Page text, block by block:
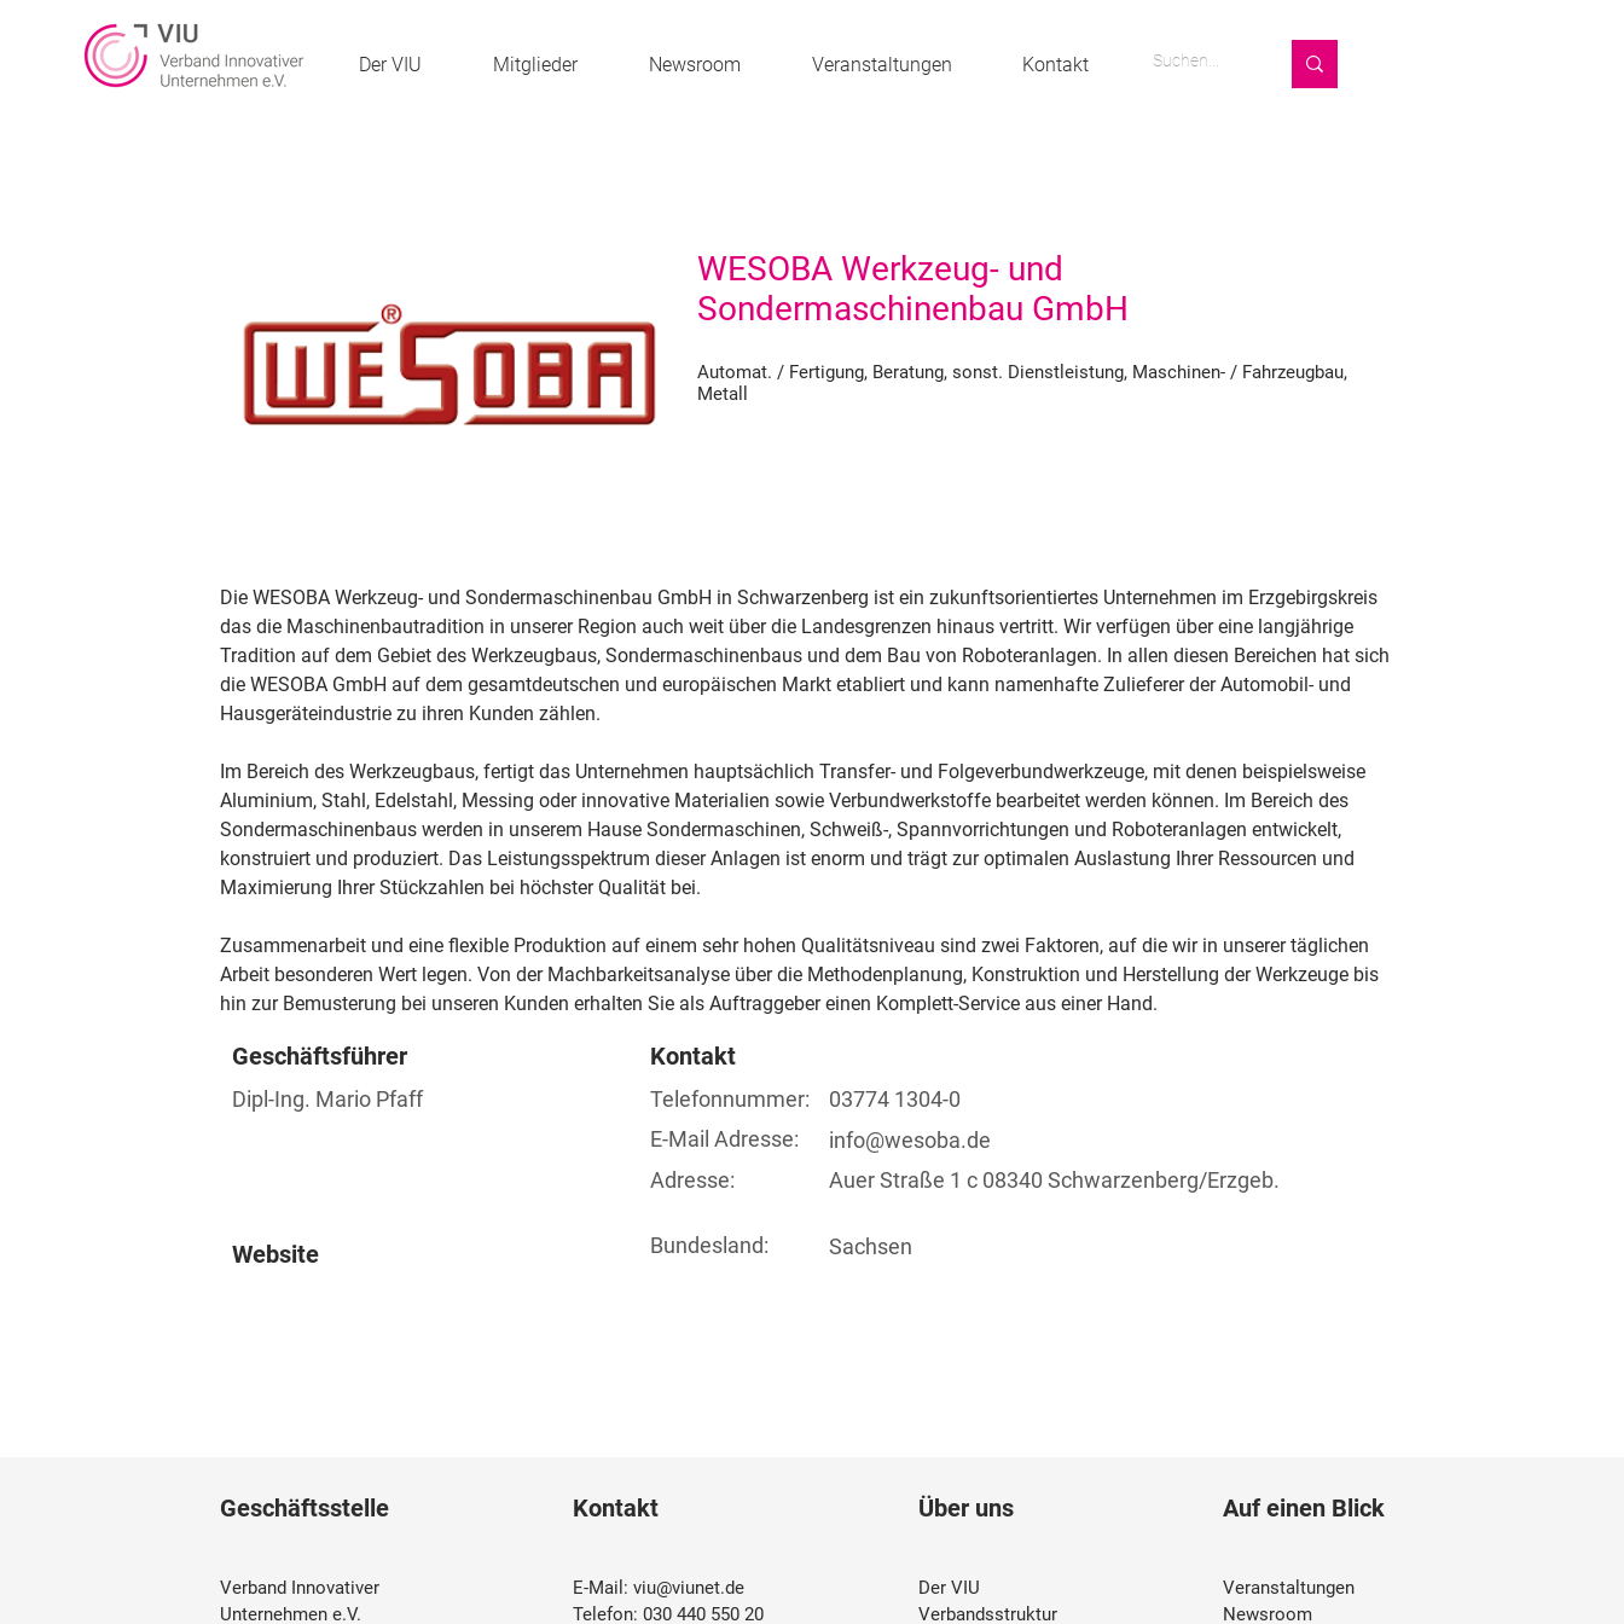
Der VIU Mitglieder Newsroom Veranstaltungen Kontakt
WESOBA Werkzeug- und
Sondermaschinenbau GmbH
Automat. / Fertigung, Beratung, sonst. Dienstleistung, Maschinen- / Fahrzeugbau,
Metall
Die WESOBA Werkzeug- und Sondermaschinenbau GmbH in Schwarzenberg ist ein zukunftsorientiertes Unternehmen im Erzgebirgskreis
das die Maschinenbautradition in unserer Region auch weit über die Landesgrenzen hinaus vertritt. Wir verfügen über eine langjährige
Tradition auf dem Gebiet des Werkzeugbaus, Sondermaschinenbaus und dem Bau von Roboteranlagen. In allen diesen Bereichen hat sich
die WESOBA GmbH auf dem gesamtdeutschen und europäischen Markt etabliert und kann namenhafte Zulieferer der Automobil- und
Hausgeräteindustrie zu ihren Kunden zählen.
Im Bereich des Werkzeugbaus, fertigt das Unternehmen hauptsächlich Transfer- und Folgeverbundwerkzeuge, mit denen beispielsweise
Aluminium, Stahl, Edelstahl, Messing oder innovative Materialien sowie Verbundwerkstoffe bearbeitet werden können. Im Bereich des
Sondermaschinenbaus werden in unserem Hause Sondermaschinen, Schweiß-, Spannvorrichtungen und Roboteranlagen entwickelt,
konstruiert und produziert. Das Leistungsspektrum dieser Anlagen ist enorm und trägt zur optimalen Auslastung Ihrer Ressourcen und
Maximierung Ihrer Stückzahlen bei höchster Qualität bei.
Zusammenarbeit und eine flexible Produktion auf einem sehr hohen Qualitätsniveau sind zwei Faktoren, auf die wir in unserer täglichen
Arbeit besonderen Wert legen. Von der Machbarkeitsanalyse über die Methodenplanung, Konstruktion und Herstellung der Werkzeuge bis
hin zur Bemusterung bei unseren Kunden erhalten Sie als Auftraggeber einen Komplett-Service aus einer Hand.
Geschäftsführer
Dipl-Ing. Mario Pfaff
Website
Kontakt
Telefonnummer:
E-Mail Adresse:
Adresse:
03774 1304-0
info@wesoba.de
Auer Straße 1 c 08340 Schwarzenberg/Erzgeb.
Bundesland: Sachsen
Geschäftsstelle
Verband Innovativer
Unternehmen e.V.
Kontakt
E-Mail: viu@viunet.de
Telefon: 030 440 550 20
Über uns
Der VIU
Verbandsstruktur
Auf einen Blick
Veranstaltungen
Newsroom